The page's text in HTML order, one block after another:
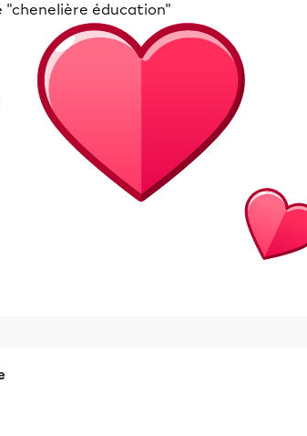
"chenelière éducation"